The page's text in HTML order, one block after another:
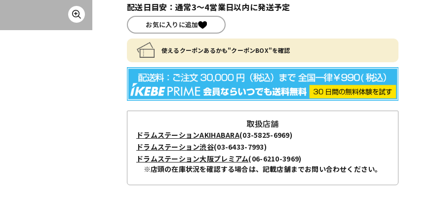
配送日目安：通常3～4営業日以内に発送予定
お気に入りに追加
使えるクーポンあるかも"クーポンBOX"を確認
取扱店舗
ドラムステーションAKIHABARA(03-5825-6969)
ドラムステーション渋谷(03-6433-7993)
ドラムステーション大阪プレミアム(06-6210-3969)
※店頭の在庫状況を確認する場合は、記載店舗までお問い合わせください。